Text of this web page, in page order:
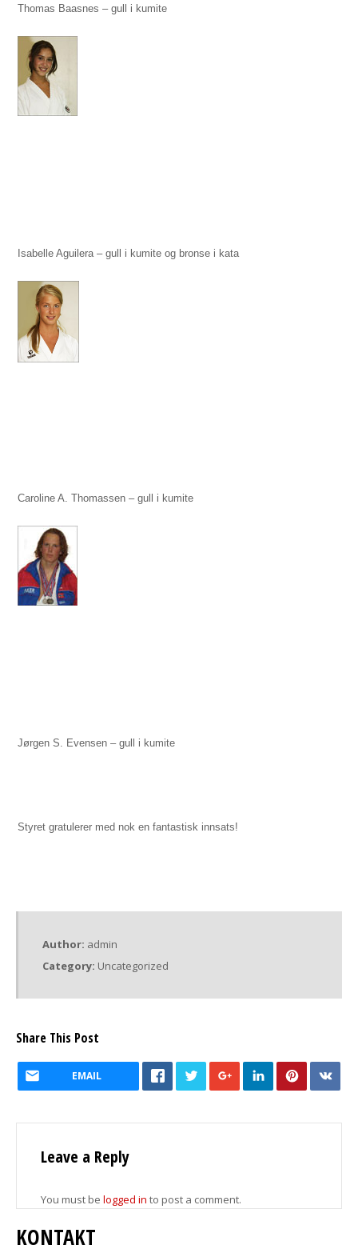
Thomas Baasnes – gull i kumite
Isabelle Aguilera – gull i kumite og bronse i kata
Caroline A. Thomassen – gull i kumite
Jørgen S. Evensen – gull i kumite
Styret gratulerer med nok en fantastisk innsats!
Author: admin
Category: Uncategorized
Share This Post
EMAIL
Leave a Reply
You must be logged in to post a comment.
KONTAKT